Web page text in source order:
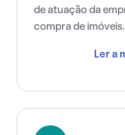
de atuação da
compra de imóveis.
Ler a